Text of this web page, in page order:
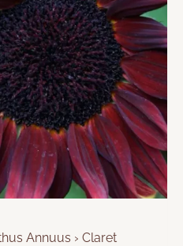
Annuus › Claret